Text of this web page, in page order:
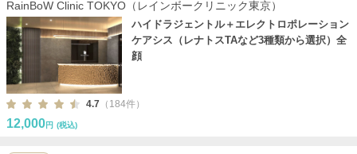
RainBoW Clinic TOKYO（レインボークリニック東京）
ハイドラジェントル＋エレクトロポレーション
ケアシス（レナトスTAなど3種類から選択）全
顔
4.7 （184件）
12,000円 (税込)